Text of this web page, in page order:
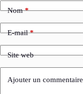
Nom*
E-mail*
Site web
Ajouter un commentaire